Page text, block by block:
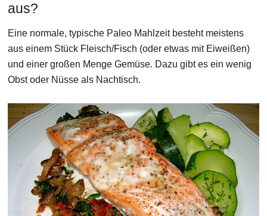
aus?
Eine normale, typische Paleo Mahlzeit besteht meistens
aus einem Stück Fleisch/Fisch (oder etwas mit Eiweißen)
und einer großen Menge Gemüse. Dazu gibt es ein wenig
Obst oder Nüsse als Nachtisch.